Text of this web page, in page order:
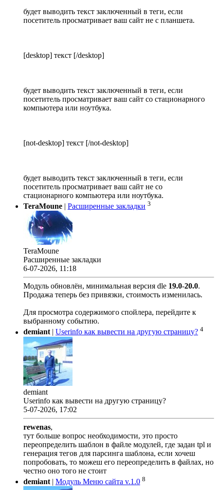
будет выводить текст заключенный в теги, если
посетитель просматривает ваш сайт не с планшета.
[desktop] текст [/desktop]
будет выводить текст заключенный в теги, если
посетитель просматривает ваш сайт со стационарного
компьютера или ноутбука.
[not-desktop] текст [/not-desktop]
будет выводить текст заключенный в теги, если
посетитель просматривает ваш сайт не со
стационарного компьютера или ноутбука.
TeraMoune
Расширенные закладки 3
TeraMoune
Расширенные закладки
6-07-2026, 11:18
Модуль обновлён, минимальная версия dle 19.0-20.0.
Продажа теперь без привязки, стоимость изменилась.
Для просмотра содержимого спойлера, перейдите к
выбранному событию.
demiant| Userinfo как вывести на другую страницу? 4
demiant
Userinfo как вывести на другую страницу?
5-07-2026, 17:02
rewenas,
тут больше вопрос необходимости, это просто
переопределить шаблон в файле модулей, где задан tpl и
генерация тегов для парсинга шаблона, если хочеш
попробовать, то можеш его переопределить в файлах, но
честно оно того не стоит
demiant | Модуль Меню сайта v.1.0 8